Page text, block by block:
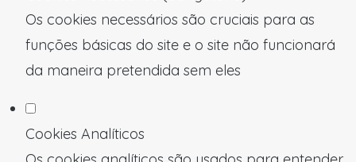
Os cookies necessários são cruciais para as
funções básicas do site e o site não funcionará
da maneira pretendida sem eles
Cookies Analíticos